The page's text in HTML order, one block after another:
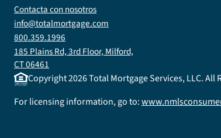
Contacta con nosotros
info@totalmortgage.com
800.359.1996
185 Plains Rd, 3rd Floor, Milford,
CT 06461
Copyright2026Total Mortgage Services, LLC. All
For licensing information, go to: